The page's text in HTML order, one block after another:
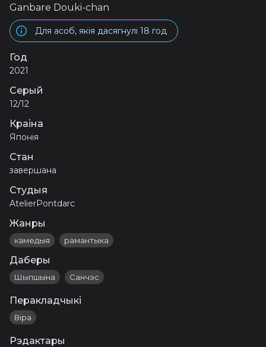
Ganbare Douki-chan
Для асоб, якія дасягнулі 18 год
Год
2021
Серый
12/12
Краіна
Японія
Стан
завершана
Студыя
AtelierPontdarc
Жанры
камедыя рамантыка
Даберы
Шыпшына Санчэс
Перакладчыкі
Віра
Рэдактары